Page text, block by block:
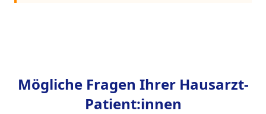
Mögliche Fragen Ihrer Hausarzt-
Patient:innen